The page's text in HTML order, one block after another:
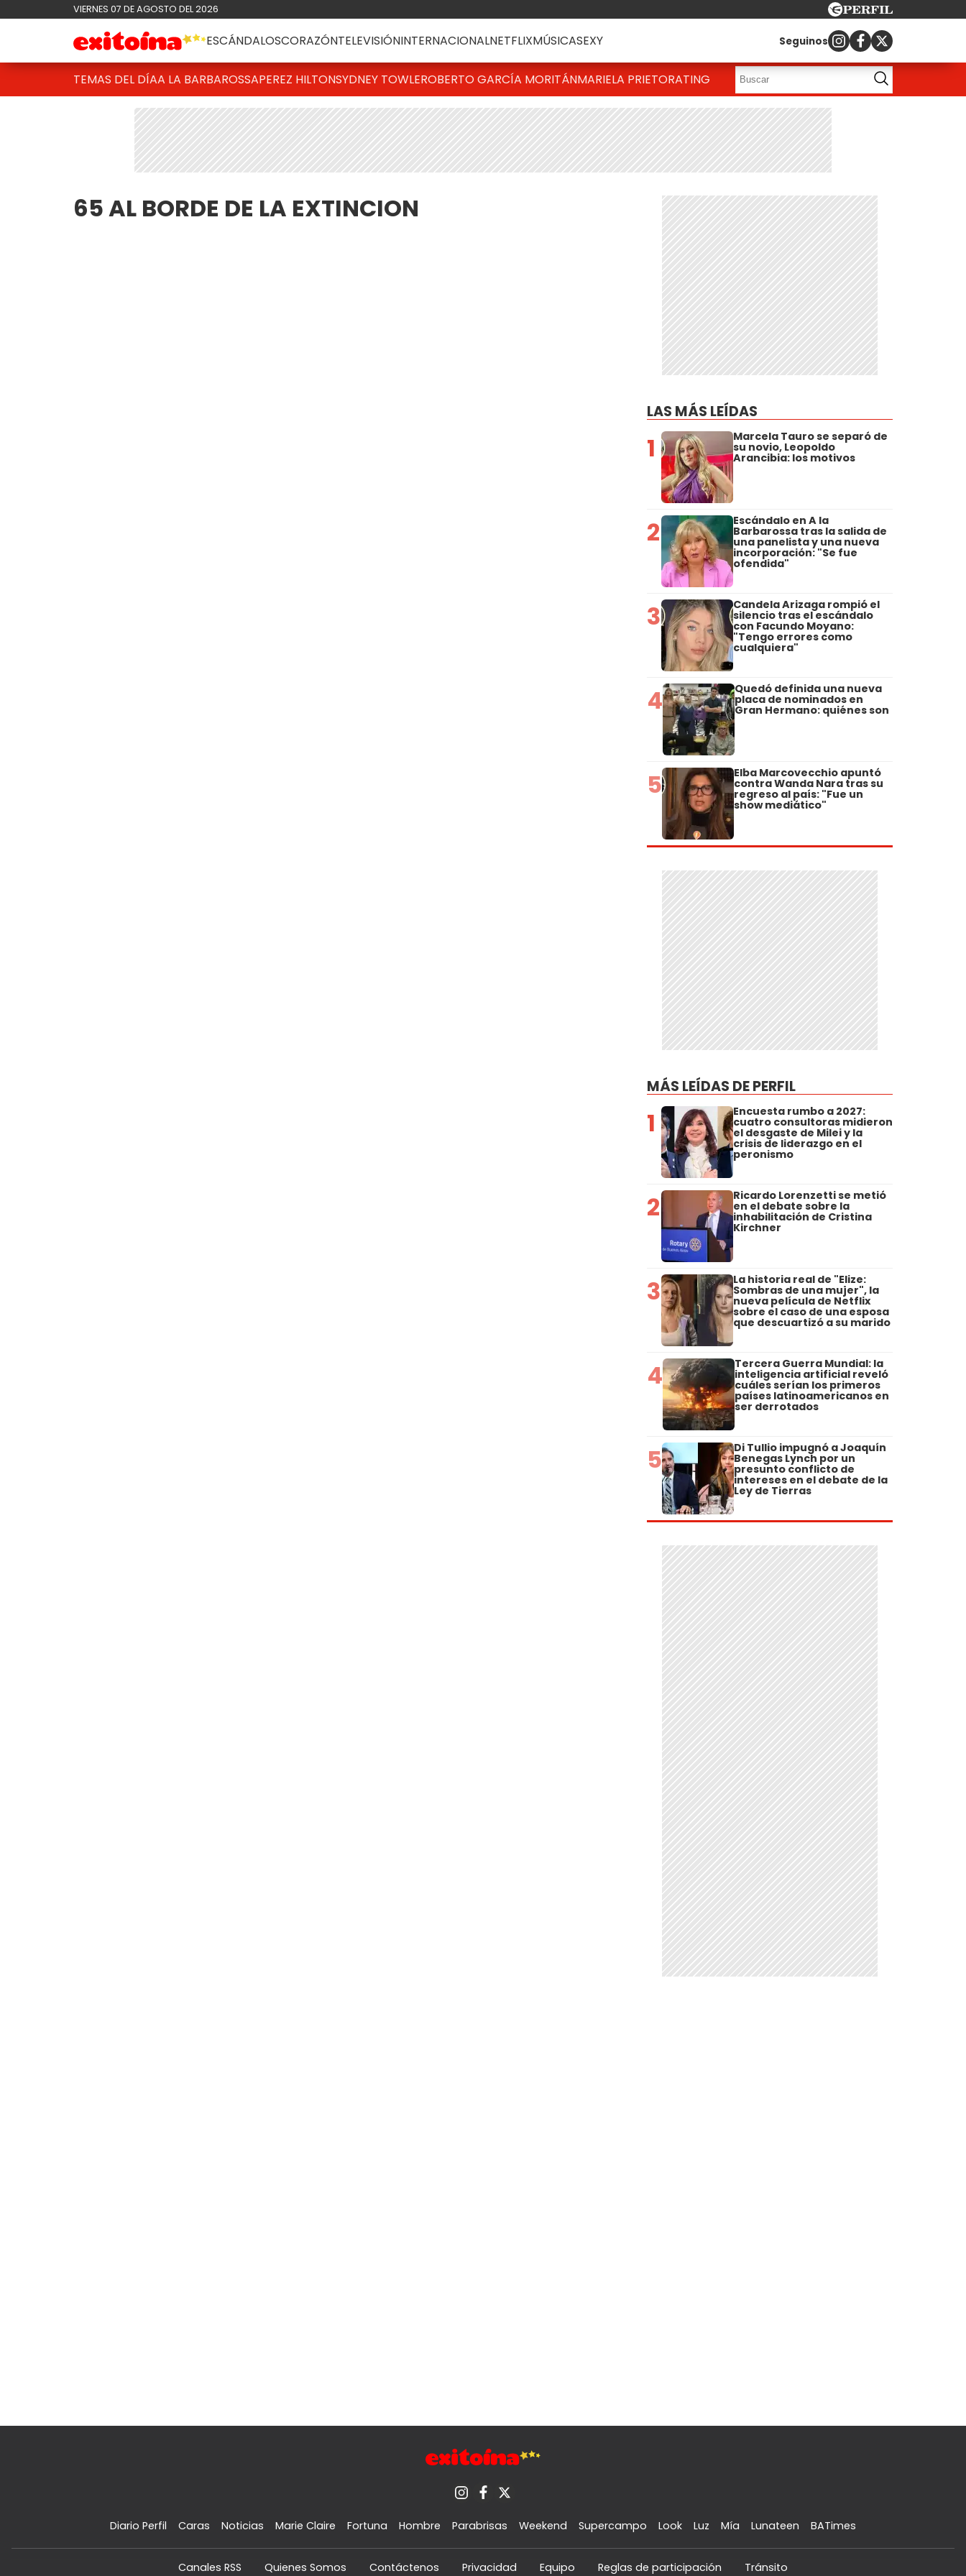
VIERNES 07 DE AGOSTO DEL 2026
ESCÁNDALOSCORAZÓNTELEVISIÓNINTERNACIONALNETFLIXMÚSICASEXY Seguinos
TEMAS DEL DÍAA LA BARBAROSSAPEREZ HILTONSYDNEY TOWLEROBERTO GARCÍA MORITÁNMARIELA PRIETORATING
65 AL BORDE DE LA EXTINCION
LAS MÁS LEÍDAS
1 Marcela Tauro se separó de
su novio, Leopoldo
Arancibia: los motivos
2 Escándalo en A la
Barbarossa tras la salida de
una panelista y una nueva
incorporación: "Se fue
ofendida"
3 Candela Arizaga rompió el
silencio tras el escándalo
con Facundo Moyano:
"Tengo errores como
cualquiera"
4 Quedó definida una nueva
placa de nominados en
Gran Hermano: quiénes son
5 Elba Marcovecchio apuntó
contra Wanda Nara tras su
regreso al país: "Fue un
show mediático"
MÁS LEÍDAS DE PERFIL
1 Encuesta rumbo a 2027:
cuatro consultoras midieron
el desgaste de Milei y la
crisis de liderazgo en el
peronismo
2 Ricardo Lorenzetti se metió
en el debate sobre la
inhabilitación de Cristina
Kirchner
3 La historia real de "Elize:
Sombras de una mujer", la
nueva película de Netflix
sobre el caso de una esposa
que descuartizó a su marido
4 Tercera Guerra Mundial: la
inteligencia artificial reveló
cuáles serían los primeros
países latinoamericanos en
ser derrotados
5 Di Tullio impugnó a Joaquín
Benegas Lynch por un
presunto conflicto de
intereses en el debate de la
Ley de Tierras
Diario Perfil Caras Noticias Marie Claire Fortuna Hombre Parabrisas Weekend Supercampo Look Luz Mía Lunateen BATimes
Canales RSS Quienes Somos Contáctenos Privacidad Equipo Reglas de participación Tránsito